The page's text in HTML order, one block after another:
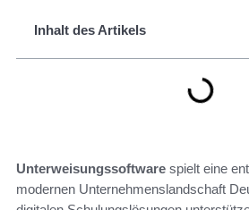
Inhalt des Artikels
Unterweisungssoftware spielt eine
modernen Unternehmenslandschaft